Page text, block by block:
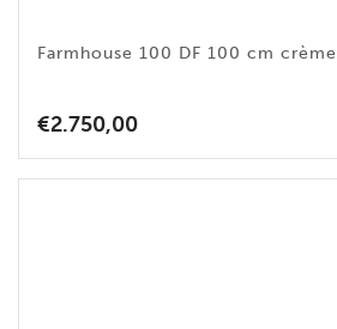
Farmhouse 100 DF 100 cm crème
€2.750,00